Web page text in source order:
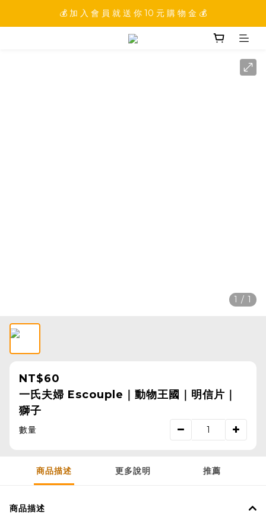
💰 加 入 會 員 就 送 你 10 元 購 物 金 💰
💰 加 入 會 員 就 送 你 10 元 購 物 金 💰
💰 填 寫 完 整 會 員 資 訊 再 送 點 數 22222 點 💰
1 / 1
NT$60
一氏夫婦 Escouple｜動物王國｜明信片｜
獅子
數量
商品描述 更多說明 推薦
商品描述